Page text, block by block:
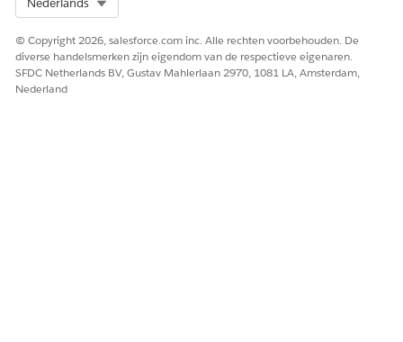
Als de invoergegevensset een gefaseerde gegevensset is,
gegevensset als één rij. Caching van gefaseerde gegevenssets
optimaliseert prestaties. Het knooppunt rapporteert één rij
omdat het rapporteren van de juiste rijtelling extra
Nederlands
© Copyright 2026, salesforce.com inc. Alle rechten voorbehouden. De
diverse handelsmerken zijn eigendom van de respectieve eigenaren.
SFDC Netherlands BV, Gustav Mahlerlaan 2970, 1081 LA, Amsterdam,
Nederland